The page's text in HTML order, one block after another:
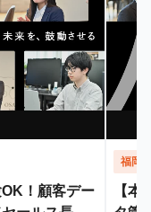
OK！顧客デー
福岡
【